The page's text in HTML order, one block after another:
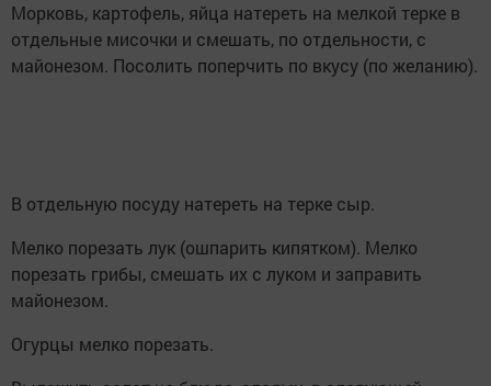
Морковь, картофель, яйца натереть на мелкой терке в
отдельные мисочки и смешать, по отдельности, с
майонезом. Посолить поперчить по вкусу (по желанию).
В отдельную посуду натереть на терке сыр.
Мелко порезать лук (ошпарить кипятком). Мелко
порезать грибы, смешать их с луком и заправить
майонезом.
Огурцы мелко порезать.